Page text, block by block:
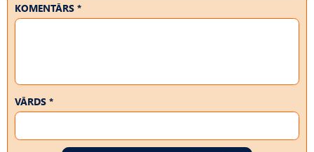
KOMENTĀRS *
VĀRDS *